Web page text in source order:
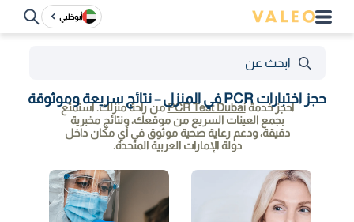
أبوظبي
احجز خدمةPCR Test Dubaiمن راحة منزلك. استمتع
بجمع العينات السريع من موقعك، ونتائج مخبرية
دقيقة، ودعم رعاية صحية موثوق في أي مكان داخل
دولة الإمارات العربية المتحدة.
حجز اختبارات PCR في المنزل – نتائج سريعة وموثوقة